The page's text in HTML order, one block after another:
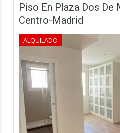
Piso En Plaza Dos De
Centro-Madrid
ALQUILADO